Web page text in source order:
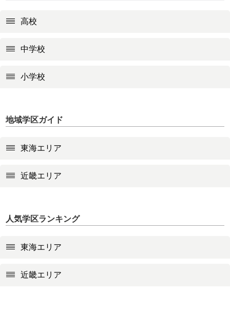
高校
中学校
小学校
地域学区ガイド
東海エリア
近畿エリア
人気学区ランキング
東海エリア
近畿エリア